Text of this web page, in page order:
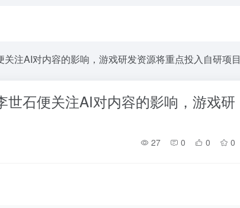
注AI对内容的影响，游戏研发资源将重点投入自研项目
石便关注AI对内容的影响，游戏研
27 0 0 0